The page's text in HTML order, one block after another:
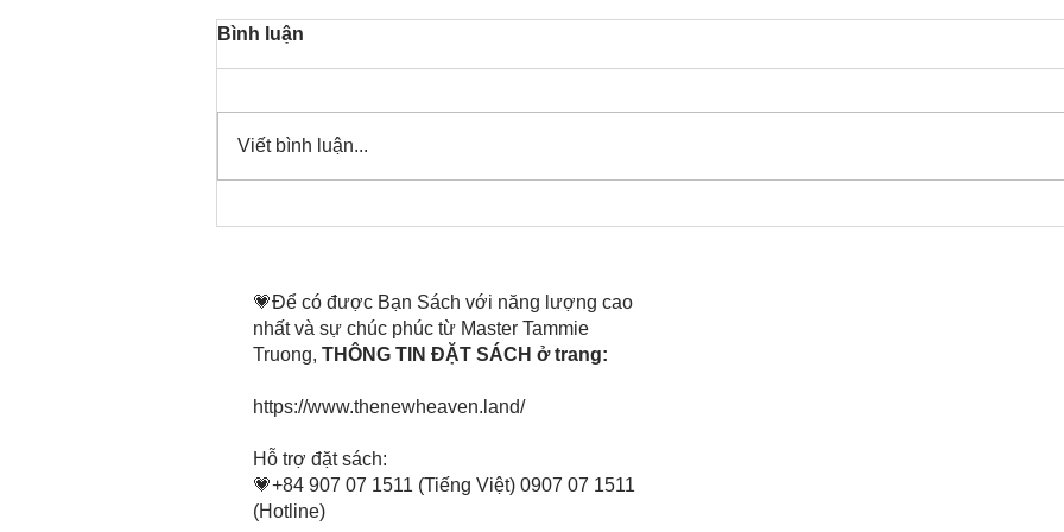
Cô Hoa Duong chia sẻ
Bình luận
Viết bình luận...
💗Để có được Bạn Sách với năng lượng cao
nhất và sự chúc phúc từ Master Tammie
Truong, THÔNG TIN ĐẶT SÁCH ở trang:
https://www.thenewheaven.land/
​Hỗ trợ đặt sách:
💗+84 907 07 1511 (Tiếng Việt) 0907 07 1511
(Hotline)